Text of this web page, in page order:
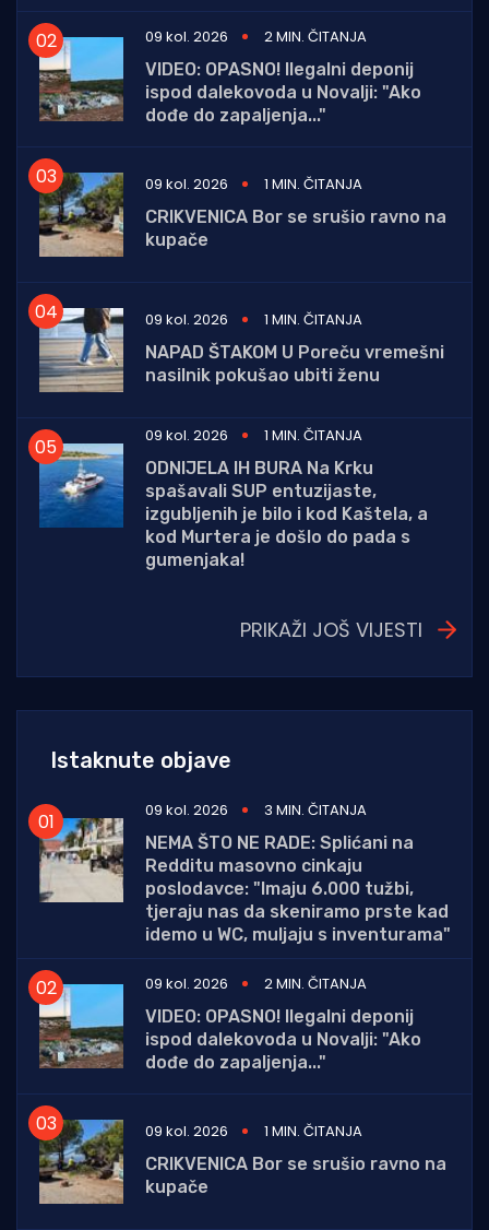
09 kol. 2026
2 MIN. ČITANJA
VIDEO: OPASNO! Ilegalni deponij
ispod dalekovoda u Novalji: "Ako
dođe do zapaljenja..."
09 kol. 2026
1 MIN. ČITANJA
CRIKVENICA Bor se srušio ravno na
kupače
09 kol. 2026
1 MIN. ČITANJA
NAPAD ŠTAKOM U Poreču vremešni
nasilnik pokušao ubiti ženu
09 kol. 2026
1 MIN. ČITANJA
ODNIJELA IH BURA Na Krku
spašavali SUP entuzijaste,
izgubljenih je bilo i kod Kaštela, a
kod Murtera je došlo do pada s
gumenjaka!
PRIKAŽI JOŠ VIJESTI
Istaknute objave
09 kol. 2026
3 MIN. ČITANJA
NEMA ŠTO NE RADE: Splićani na
Redditu masovno cinkaju
poslodavce: "Imaju 6.000 tužbi,
tjeraju nas da skeniramo prste kad
idemo u WC, muljaju s inventurama"
09 kol. 2026
2 MIN. ČITANJA
VIDEO: OPASNO! Ilegalni deponij
ispod dalekovoda u Novalji: "Ako
dođe do zapaljenja..."
09 kol. 2026
1 MIN. ČITANJA
CRIKVENICA Bor se srušio ravno na
kupače